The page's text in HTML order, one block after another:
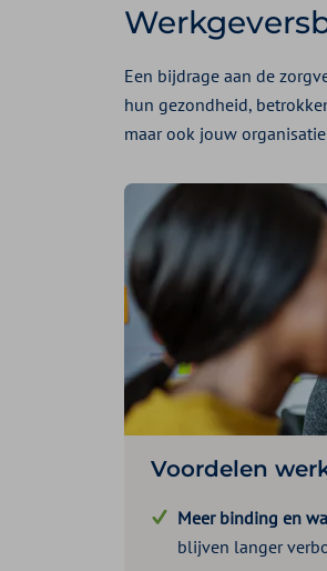
Een bijdrage aan de
hun gezondheid,
maar ook jouw
Voordelen
Meer binding en
blijven langer